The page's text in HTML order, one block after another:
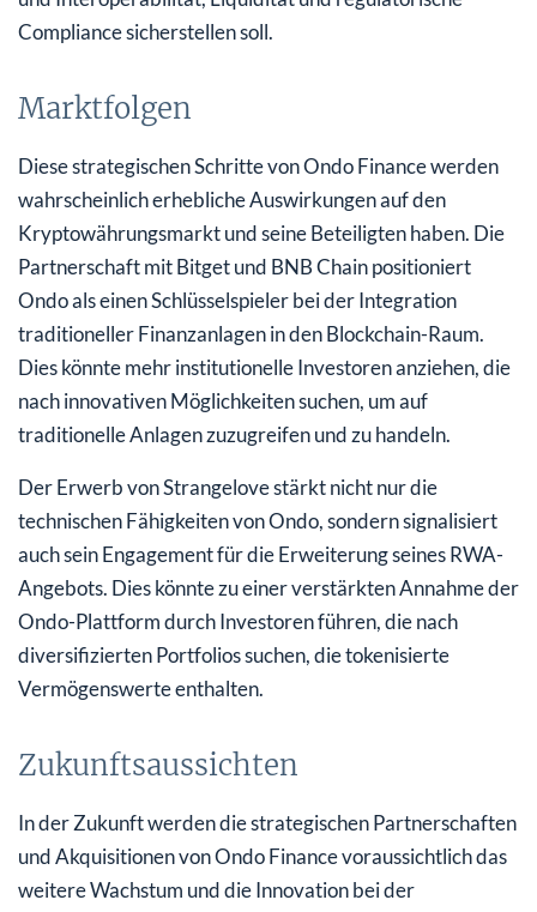
Compliance sicherstellen soll.
Marktfolgen
Diese strategischen Schritte von Ondo Finance werden
wahrscheinlich erhebliche Auswirkungen auf den
Kryptowährungsmarkt und seine Beteiligten haben. Die
Partnerschaft mit Bitget und BNB Chain positioniert
Ondo als einen Schlüsselspieler bei der Integration
traditioneller Finanzanlagen in den Blockchain-Raum.
Dies könnte mehr institutionelle Investoren anziehen, die
nach innovativen Möglichkeiten suchen, um auf
traditionelle Anlagen zuzugreifen und zu handeln.
Der Erwerb von Strangelove stärkt nicht nur die
technischen Fähigkeiten von Ondo, sondern signalisiert
auch sein Engagement für die Erweiterung seines RWA-
Angebots. Dies könnte zu einer verstärkten Annahme der
Ondo-Plattform durch Investoren führen, die nach
diversifizierten Portfolios suchen, die tokenisierte
Vermögenswerte enthalten.
Zukunftsaussichten
In der Zukunft werden die strategischen Partnerschaften
und Akquisitionen von Ondo Finance voraussichtlich das
weitere Wachstum und die Innovation bei der